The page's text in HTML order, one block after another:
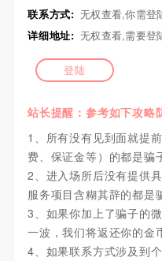
联系方式: 无权查看,你需登
详细地址: 无权查看,需要登
登陆
站长提醒：参考如下攻略
1、所有没有见到面就提
费、保证金等）的都是骗
2、进入场所后没有提供
服务项目含糊其辞的都是
3、如果你加上了骗子的
一波，我们将返还你的金
4、如果联系方式涉及到